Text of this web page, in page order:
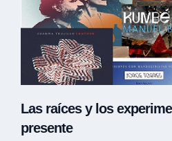
Las raíces y los
presente